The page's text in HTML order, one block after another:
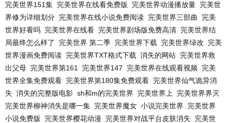
完美世界151集 完美世界在线看免费版 完美世界动漫播放量 完美世
界修为详细划分 完美世界在线小说免费阅读 完美世界三部曲
完美
世界好看吗 完美世界在线看 完美世界剧场版免费高清 完美世界结
局最终怎么样了
完美世界 第二季 完美世界下载 完美世界绿改
完美
世界漫画免费阅读 完美世界TXT格式下载 消失的网站 完美世界救
出父母 完美世界第161 完美世界147 完美世界在线观看视频 完美
世界全集免费观看 完美世界第180集免费观看 完美世界仙气诡异消
失 消失的完整版电影 sh和m的完美世界 完美世界上
完美世界界灭
完美世界柳神消失是哪一集 完美世界魔女 小说完美世界
完美世界
小说免费版
完美世界樱花动漫 完美世界对战平台皮肤消失
完美世